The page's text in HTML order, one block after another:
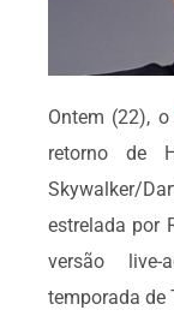
Ontem (22), o
retorno de
Skywalker/
estrelada por
versão
temporada de